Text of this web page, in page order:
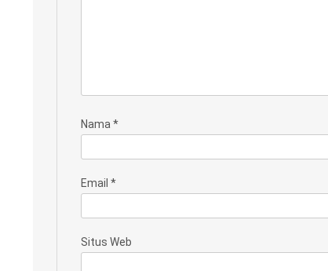
Nama *
Email *
Situs Web